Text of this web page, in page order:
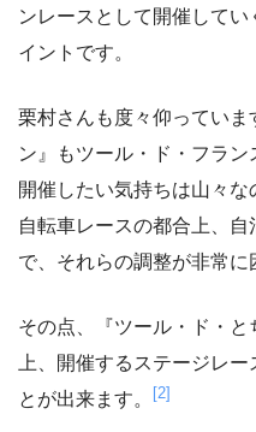
ンレースとして開催して
イントです。
栗村さんも度々仰ってい
ン』もツール・ド・フラ
開催したい気持ちは山々
自転車レースの都合上、
で、それらの調整が非常に
その点、『ツール・ド・
上、開催するステージレ
とが出来ます。
[2]